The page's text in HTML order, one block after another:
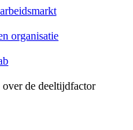
organisatie
over de deeltijdfactor